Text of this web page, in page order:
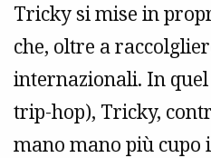
Tricky si mise in
che, oltre a
internazionali. In
trip-hop), Tricky,
mano mano più cupo